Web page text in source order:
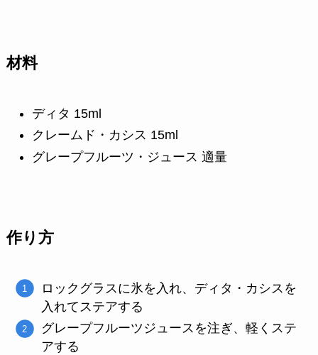
材料
ディタ 15ml
クレームド・カシス 15ml
グレープフルーツ・ジュース 適量
作り方
ロックグラスに氷を入れ、ディタ・カシスを
入れてステアする
グレープフルーツジュースを注ぎ、軽くステ
アする